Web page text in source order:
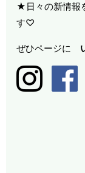
★日々の新情報
す♡
ぜひページに